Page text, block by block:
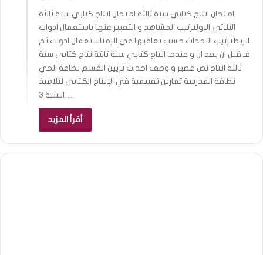
امتحان انتاج كتابي سنة ثالثة امتحان انتاج كتابي سنة ثالثة
الثلاثي الاولترتيب المشاهد و التعبير عنها باستعمال ادوات
الربطترتيب الاحداث حسب تعاقبها في الزمناستعمال ادوات ثم
فـ قبل ان بعد ان و عندما انتاج كتابي سنة ثالثةانتاج كتابي سنة
ثالثة انتاج نص قصير و وصف احداث تزيين القسم نظافة الحي
نظافة المدرسة تمارين تقييمية في الإنتاج الكتابي لتلاميذ
السنة 3…
أقرأ المزيد